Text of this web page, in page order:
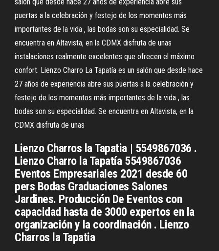
puertas a la celebración y festejo de los momentos más
importantes de la vida , las bodas son su especialidad. Se
encuentra en Altavista, en la CDMX disfruta de unas
instalaciones realmente excelentes que ofrecen el máximo
confort. Lienzo Charro La Tapatía es un salón que desde hace
27 años de experiencia abre sus puertas a la celebración y
festejo de los momentos más importantes de la vida , las
bodas son su especialidad. Se encuentra en Altavista, en la
CDMX disfruta de unas
Lienzo Charros la Tapatia | 5549867036 .
Lienzo Charro la Tapatía 5549867036
Eventos Empresariales 2021 desde 60
pers Bodas Graduaciones Salones
Jardines. Producción De Eventos con
capacidad hasta de 3000 expertos en la
organización y la coordinación . Lienzo
Charros la Tapatia